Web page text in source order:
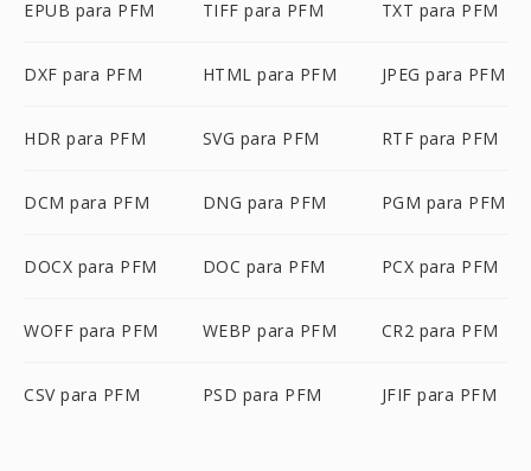
EPUB para PFM TIFF para PFM TXT para PFM
DXF para PFM HTML para PFM JPEG para PFM
HDR para PFM SVG para PFM RTF para PFM
DCM para PFM DNG para PFM PGM para PFM
DOCX para PFM DOC para PFM PCX para PFM
WOFF para PFM WEBP para PFM CR2 para PFM
CSV para PFM PSD para PFM JFIF para PFM